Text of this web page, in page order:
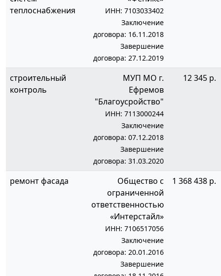
теплоснабжения
ИНН: 7103033402
Заключение
договора: 16.11.2018
Завершение
договора: 27.12.2019
строительный
контроль
МУП МО г.
Ефремов
"Благоусройство"
ИНН: 7113000244
Заключение
договора: 07.12.2018
Завершение
договора: 31.03.2020
12 345 р.
ремонт фасада
Общество с
ограниченной
ответственностью
«Интерстайл»
ИНН: 7106517056
Заключение
договора: 20.01.2016
Завершение
1 368 438 р.